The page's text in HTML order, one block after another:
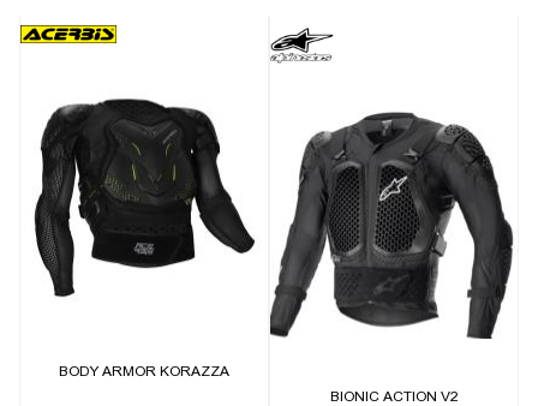
BODY ARMOR KORAZZA
BIONIC ACTION V2